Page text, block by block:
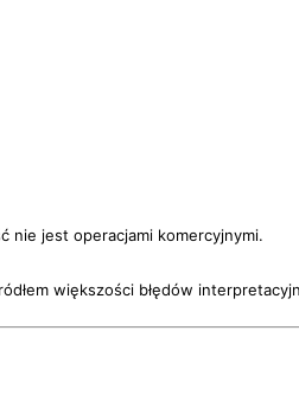
nie jest operacjami komercyjnymi.
większości błędów